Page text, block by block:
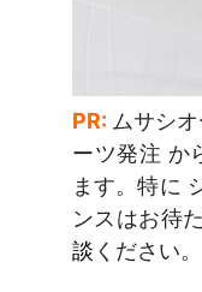
PR: ムサシ
ーツ発注 か
ます。特に
ンスはお待
談 ください。